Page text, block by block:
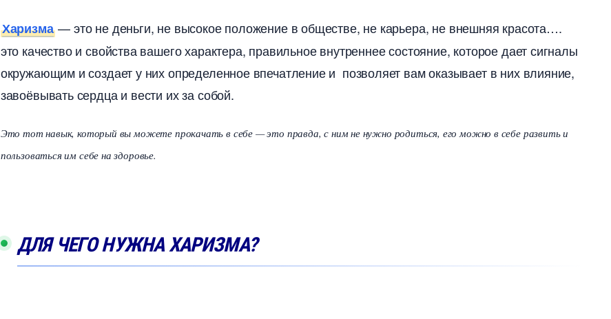
Харизма— это не деньги, не высокое положение в обществе, не карьера, не внешняя красота….
это качество и свойства вашего характера, правильное внутреннее состояние, которое дает сигналы
окружающим и создает у них определенное впечатление и позволяет вам оказывает в них влияние,
завоёвывать сердца и вести их за собой.
Это тот навык, который вы можете прокачать в себе — это правда, с ним не нужно родиться, его можно в себе развить и
пользоваться им себе на здоровье.
ДЛЯ ЧЕГО НУЖНА ХАРИЗМА?